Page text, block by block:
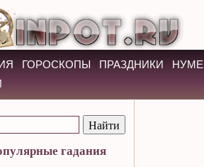
ГОРОСКОПЫ ПРАЗДНИКИ
гадания